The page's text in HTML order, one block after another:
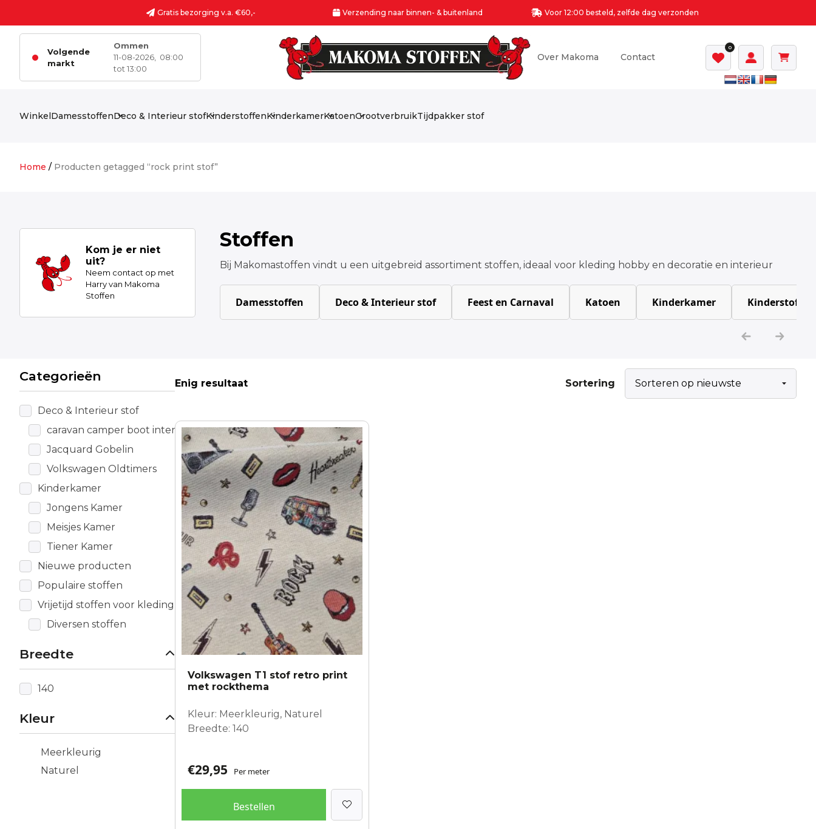
Gratis bezorging v.a. €60,- Verzending naar binnen- & buitenland Voor 12:00 besteld, zelfde dag verzonden
Volgende
markt
Ommen
11-08-2026,
08:00
tot 13:00
Over Makoma Contact
0
WinkelDamesstoffenDeco & Interieur stofKinderstoffenKinderkamerKatoenGrootverbruikTijdpakker stof
Home / Producten getagged “rock print stof”
Kom je er niet
uit?
Neem contact op met
Harry van Makoma
Stoffen
Stoffen
Bij Makomastoffen vindt u een uitgebreid assortiment stoffen, ideaal voor kleding hobby en decoratie en interieur
Damesstoffen Deco & Interieur stof Feest en Carnaval Katoen Kinderkamer Kinderstoffen
Categorieën
Deco & Interieur stof
caravan camper boot interieur
Jacquard Gobelin
Volkswagen Oldtimers
Kinderkamer
Jongens Kamer
Meisjes Kamer
Tiener Kamer
Nieuwe producten
Populaire stoffen
Vrijetijd stoffen voor kleding
Diversen stoffen
Breedte
140
Kleur
Meerkleurig
Naturel
Enig resultaat Sortering
Volkswagen T1 stof retro print
met rockthema
Kleur: Meerkleurig, Naturel
Breedte: 140
€29,95 Per meter
Bestellen